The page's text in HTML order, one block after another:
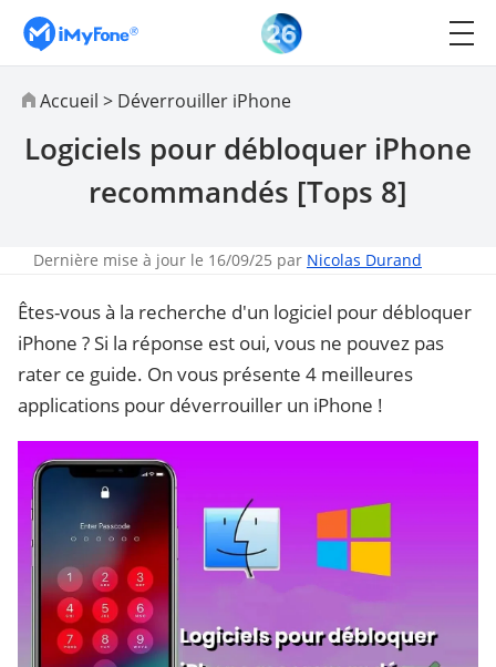
Accueil > Déverrouiller iPhone
Logiciels pour débloquer iPhone
recommandés [Tops 8]
Dernière mise à jour le 16/09/25 par Nicolas Durand
Êtes-vous à la recherche d'un logiciel pour débloquer
iPhone ? Si la réponse est oui, vous ne pouvez pas
rater ce guide. On vous présente 4 meilleures
applications pour déverrouiller un iPhone !